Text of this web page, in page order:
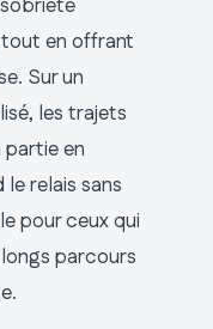
en offrant
Sur un
les trajets
en
relais sans
pour ceux qui
parcours